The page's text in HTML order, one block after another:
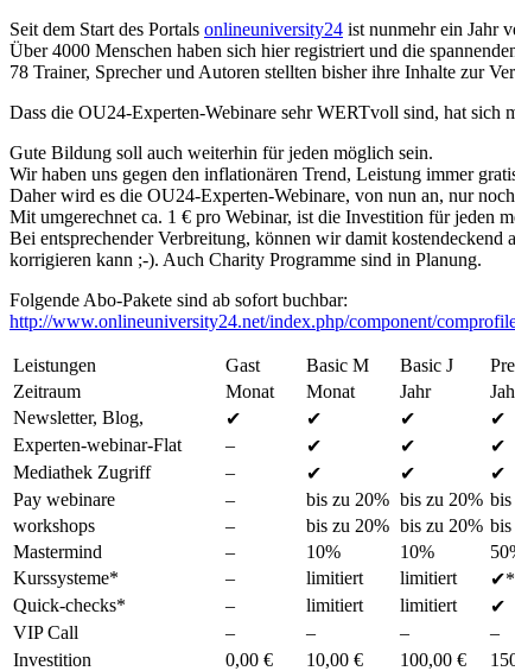
Seit dem Start des Portals onlineuniversity24 ist nunmehr ein Jahr
Über 4000 Menschen haben sich hier registriert und die
78 Trainer, Sprecher und Autoren stellten bisher ihre Inhalte zur
Dass die OU24-Experten-Webinare sehr WERTvoll sind, hat sich
Gute Bildung soll auch weiterhin für jeden möglich sein.
Wir haben uns gegen den inflationären Trend, Leistung immer
Daher wird es die OU24-Experten-Webinare, von nun an, nur
Mit umgerechnet ca. 1 € pro Webinar, ist die Investition für jeden
Bei entsprechender Verbreitung, können wir damit
korrigieren kann ;-). Auch Charity Programme sind in Planung.
Folgende Abo-Pakete sind ab sofort buchbar:
http://www.onlineuniversity24.net/index.php/component/
Leistungen Gast Basic M Basic J
Zeitraum
Monat Monat Jahr
Newsletter, Blog,
✔ ✔ ✔ ✔
Experten-webinar-Flat
– ✔ ✔ ✔
Mediathek Zugriff
– ✔ ✔ ✔
Pay webinare
– bis zu 20% bis zu 20%
workshops
– bis zu 20% bis zu 20%
Mastermind
– 10% 10%
Kurssysteme*
– limitiert limitiert
Quick-checks*
– limitiert limitiert ✔
VIP Call
– – – –
Investition
0,00 € 10,00 € 100,00 €